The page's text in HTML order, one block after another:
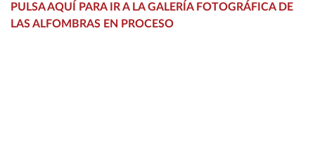
PULSA AQUÍ PARA IR A LA GALERÍA FOTOGRÁFICA DE
LAS ALFOMBRAS EN PROCESO